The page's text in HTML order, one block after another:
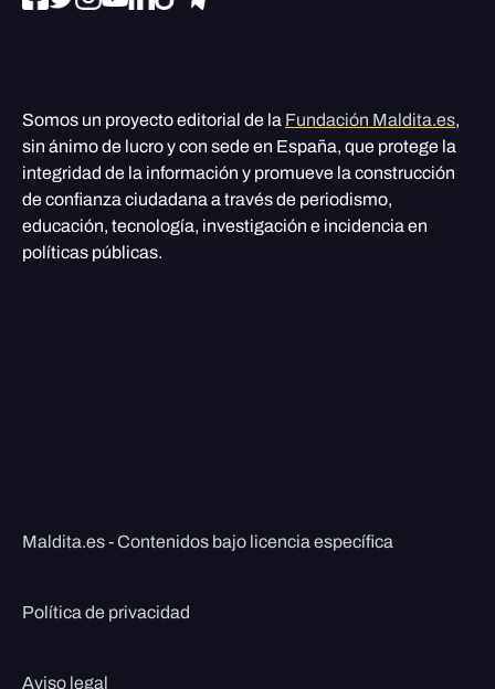
Somos un proyecto editorial de la Fundación Maldita.es,
sin ánimo de lucro y con sede en España, que protege la
integridad de la información y promueve la construcción
de confianza ciudadana a través de periodismo,
educación, tecnología, investigación e incidencia en
políticas públicas.
Maldita.es - Contenidos bajo licencia específica
Política de privacidad
Aviso legal